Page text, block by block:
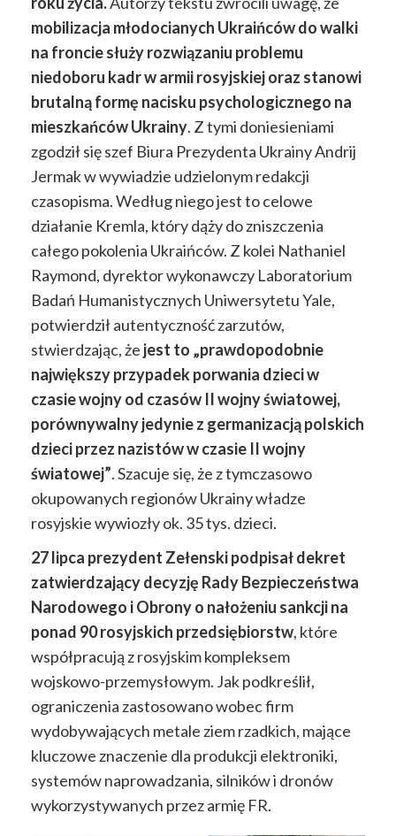
mobilizacja młodocianych Ukraińców do walki
na froncie służy rozwiązaniu problemu
niedoboru kadr w armii rosyjskiej oraz stanowi
brutalną formę nacisku psychologicznego na
mieszkańców Ukrainy. Z tymi doniesieniami
zgodził się szef Biura Prezydenta Ukrainy Andrij
Jermak w wywiadzie udzielonym redakcji
czasopisma. Według niego jest to celowe
działanie Kremla, który dąży do zniszczenia
całego pokolenia Ukraińców. Z kolei Nathaniel
Raymond, dyrektor wykonawczy Laboratorium
Badań Humanistycznych Uniwersytetu Yale,
potwierdził autentyczność zarzutów,
stwierdzając, że jest to „prawdopodobnie
największy przypadek porwania dzieci w
czasie wojny od czasów II wojny światowej,
porównywalny jedynie z germanizacją polskich
dzieci przez nazistów w czasie II wojny
światowej”. Szacuje się, że z tymczasowo
okupowanych regionów Ukrainy władze
rosyjskie wywiozły ok. 35 tys. dzieci.
27 lipca prezydent Zełenski podpisał dekret
zatwierdzający decyzję Rady Bezpieczeństwa
Narodowego i Obrony o nałożeniu sankcji na
ponad 90 rosyjskich przedsiębiorstw, które
współpracują z rosyjskim kompleksem
wojskowo-przemysłowym. Jak podkreślił,
ograniczenia zastosowano wobec firm
wydobywających metale ziem rzadkich, mające
kluczowe znaczenie dla produkcji elektroniki,
systemów naprowadzania, silników i dronów
wykorzystywanych przez armię FR.